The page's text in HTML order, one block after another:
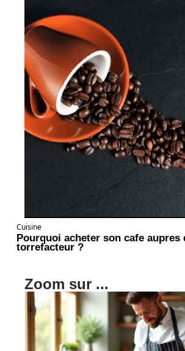
Cuisine
Pourquoi acheter son cafe aupres
torrefacteur ?
Zoom sur ...